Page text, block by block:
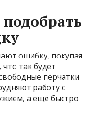
ошибку, покупая
так будет
перчатки
работу с
а ещё быстро